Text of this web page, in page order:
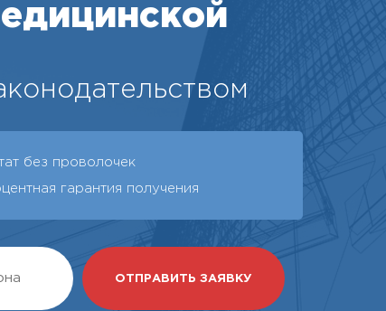
без проволочек
гарантия получения